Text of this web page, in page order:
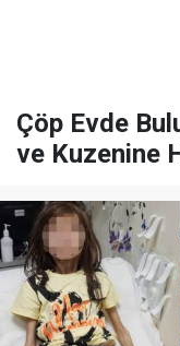
Çöp Evde
ve Kuzenine